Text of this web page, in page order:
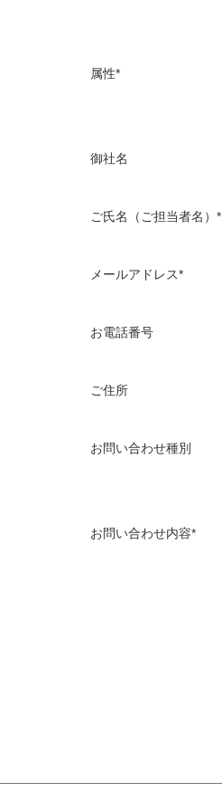
属性*
御社名
ご氏名（ご担当者名）*
メールアドレス*
お電話番号
ご住所
お問い合わせ種別
お問い合わせ内容*